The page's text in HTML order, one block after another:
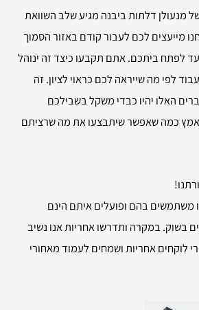
מנעולן דלתות ביבנה מגיע שלב השוואת
מייעצים לכם לעבור קודם באזור הסמוך
לפתח ביתכם. אתם תקבעו כיצד זה ינוהל
לפי מה שייראה לכם כראוי לציון. זה
האלו יהיו כבדי משקל בשבילכם
כמה שאפשר שיתבצעו את מה שרציתם
משתמשים בהם ופועלים איתם הינם
בשוק. במקרה ותדרשו אחריות אנו נשיב
לוקחים אחריות ושמחים לעמוד מאחורי